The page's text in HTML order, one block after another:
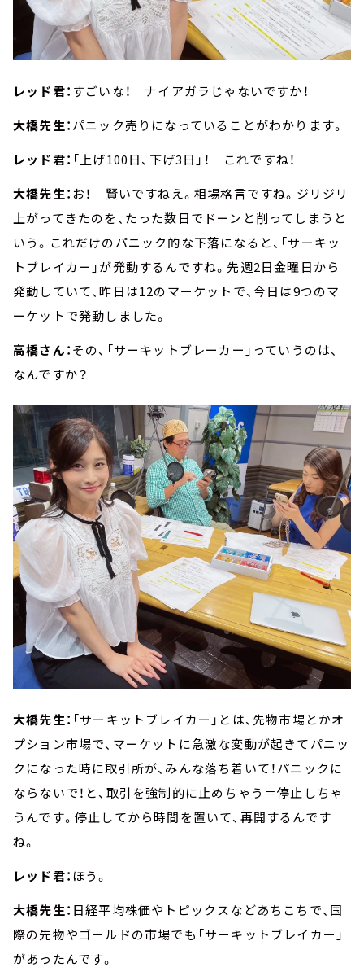
レッド君： すごいな！ ナイアガラじゃないですか！
大橋先生：パニック売りになっていることがわかります。
レッド君： 「上げ100日、下げ3日」！ これですね！
大橋先生： お！ 賢いですねえ。相場格言ですね。ジリジリ
上がってきたのを、たった数日でドーンと削ってしまうと
いう。これだけのパニック的な下落になると、「サーキッ
トブレイカー」が発動するんですね。先週2日金曜日から
発動していて、昨日は12のマーケットで、今日は9つのマ
ーケットで発動しました。
高橋さん：その、「サーキットブレーカー」っていうのは、
なんですか？
大橋先生： 「サーキットブレイカー」とは、先物市場とかオ
プション市場で、マーケットに急激な変動が起きてパニッ
クになった時に取引所が、みんな落ち着いて！パニックに
ならないで！と、取引を強制的に止めちゃう＝停止しちゃ
うんです。停止してから時間を置いて、再開するんです
ね。
レッド君：ほう。
大橋先生： 日経平均株価やトピックスなどあちこちで、国
際の先物やゴールドの市場でも「サーキットブレイカー」
があったんです。